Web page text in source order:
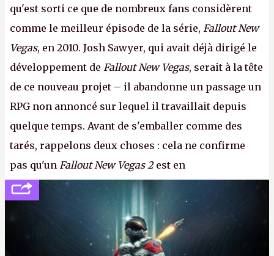
qu'est sorti ce que de nombreux fans considèrent
comme le meilleur épisode de la série, Fallout New
Vegas, en 2010. Josh Sawyer, qui avait déjà dirigé le
développement de Fallout New Vegas, serait à la tête
de ce nouveau projet – il abandonne un passage un
RPG non annoncé sur lequel il travaillait depuis
quelque temps. Avant de s'emballer comme des
tarés, rappelons deux choses : cela ne confirme
pas qu'un Fallout New Vegas 2est en
développement (pour ce que l'on sait, ils bossent
peut-être sur
Fallout Football ou
Fallout vs. Les
Lapins Crétins) et l'Obsidian d'aujourd'hui n'est plus
le même studio qu'il y a 15 ans. Mais bon, OK, on